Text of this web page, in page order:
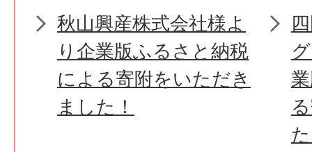
秋山興産株式会社様よ
り企業版ふるさと納税
による寄附をいただき
ました！